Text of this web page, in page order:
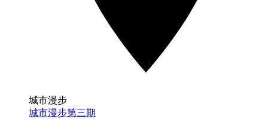
城市漫步
城市漫步第三期